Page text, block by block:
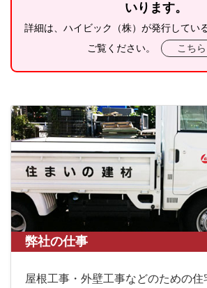
いります。
詳細は、ハイビック（株）が発行してい
ご覧ください。
こちら
弊社の仕事
屋根工事・外壁工事などのための住